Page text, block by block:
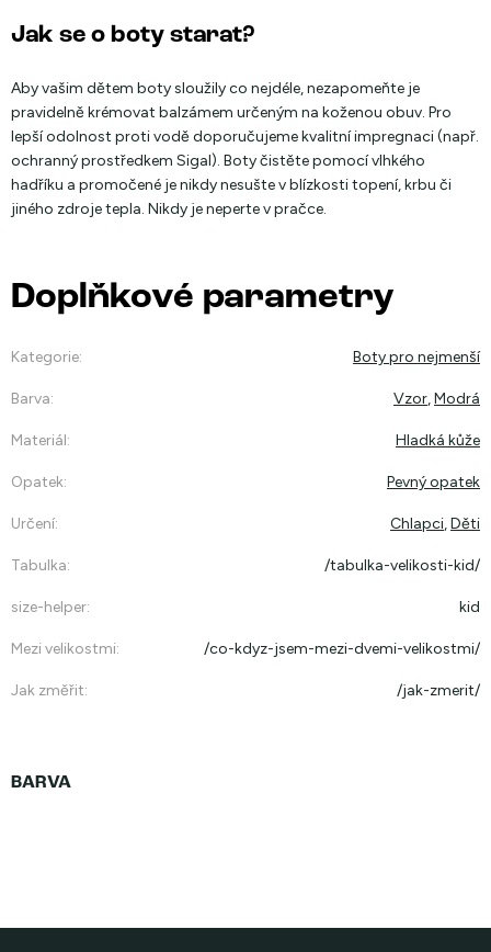
Jak se o boty starat?
Aby vašim dětem boty sloužily co nejdéle, nezapomeňte je
pravidelně krémovat balzámem určeným na koženou obuv. Pro
lepší odolnost proti vodě doporučujeme kvalitní impregnaci (např.
ochranný prostředkem Sigal). Boty čistěte pomocí vlhkého
hadříku a promočené je nikdy nesušte v blízkosti topení, krbu či
jiného zdroje tepla. Nikdy je neperte v pračce.
Doplňkové parametry
Kategorie: Boty pro nejmenší
Barva: Vzor,Modrá
Materiál: Hladká kůže
Opatek: Pevný opatek
Určení: Chlapci,Děti
Tabulka: /tabulka-velikosti-kid/
size-helper: kid
Mezi velikostmi: /co-kdyz-jsem-mezi-dvemi-velikostmi/
Jak změřit: /jak-zmerit/